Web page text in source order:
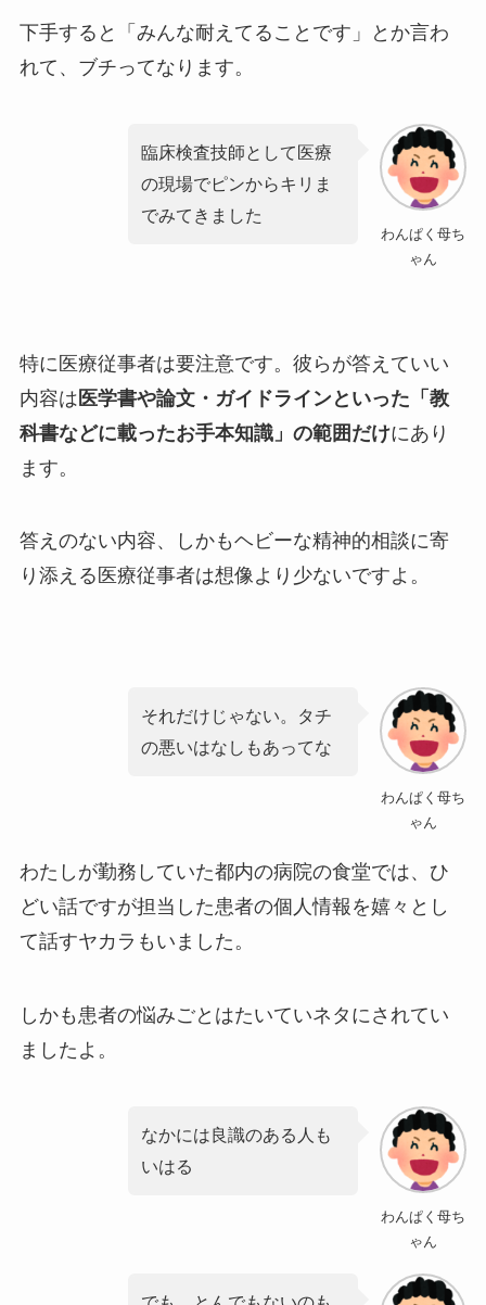
下手すると「みんな耐えてることです」とか言わ
れて、ブチってなります。
わんぱく母ち
ゃん
臨床検査技師として医療
の現場でピンからキリま
でみてきました
特に医療従事者は要注意です。彼らが答えていい
内容は 医学書や論文・ガイドラインといった「教
科書などに載ったお手本知識」の範囲だけにあり
ます。
答えのない内容、しかもヘビーな精神的相談に寄
り添える医療従事者は想像より少ないですよ。
わんぱく母ち
ゃん
それだけじゃない。タチ
の悪いはなしもあってな
わたしが勤務していた都内の病院の食堂では、ひ
どい話ですが担当した患者の個人情報を嬉々とし
て話すヤカラもいました。
しかも患者の悩みごとはたいていネタにされてい
ましたよ。
わんぱく母ち
ゃん
なかには良識のある人も
いはる